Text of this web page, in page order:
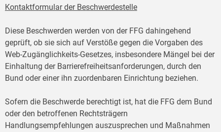
Kontaktformular der Beschwerdestelle
Diese Beschwerden werden von der FFG dahingehend
geprüft, ob sie sich auf Verstöße gegen die Vorgaben des
Web-Zugänglichkeits-Gesetzes, insbesondere Mängel bei der
Einhaltung der Barrierefreiheitsanforderungen, durch den
Bund oder einer ihn zuordenbaren Einrichtung beziehen.
Sofern die Beschwerde berechtigt ist, hat die FFG dem Bund
oder den betroffenen Rechtsträgern
Handlungsempfehlungen auszusprechen und Maßnahmen